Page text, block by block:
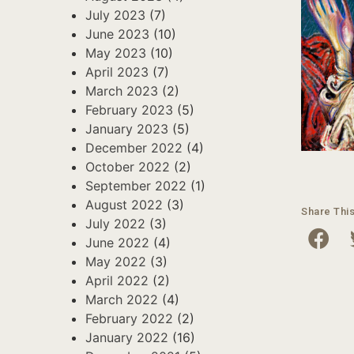
July 2023 (7)
June 2023 (10)
May 2023 (10)
April 2023 (7)
March 2023 (2)
February 2023 (5)
January 2023 (5)
December 2022 (4)
October 2022 (2)
September 2022 (1)
August 2022 (3)
July 2022 (3)
June 2022 (4)
May 2022 (3)
April 2022 (2)
March 2022 (4)
February 2022 (2)
January 2022 (16)
Share